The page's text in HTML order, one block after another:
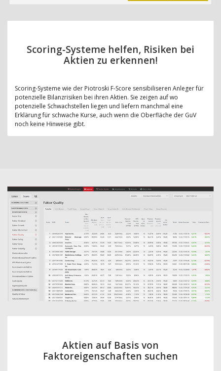
Scoring-Systeme helfen, Risiken bei
Aktien zu erkennen!
Scoring-Systeme wie der Piotroski F-Score sensibiliseren Anleger für
potenzielle Bilanzrisiken bei ihren Aktien. Sie zeigen auf wo
potenzielle Schwachstellen liegen und liefern manchmal eine
Erklärung für schwache Kurse, auch wenn die Oberfläche der GuV
noch keine Hinweise gibt.
Aktien auf Basis von
Faktoreigenschaften suchen